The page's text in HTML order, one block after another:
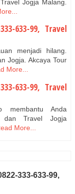
Jogja Malang.
633-99, Travel
menjadi hilang.
Jogja. Akcaya Tour
More...
633-99, Travel
Anda
Travel Jogja
More...
333-633-99,